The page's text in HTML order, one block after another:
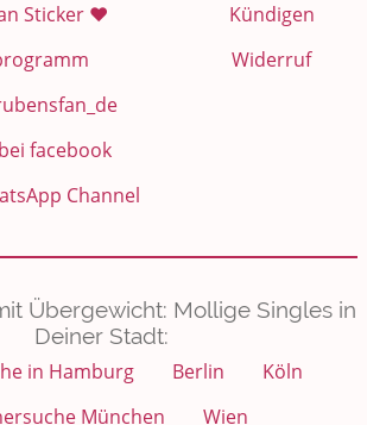
Sticker ❤️
facebook
Channel
Kündigen
Widerruf
Übergewicht: Mollige Singles in
Deiner Stadt:
in Hamburg
Berlin
Köln
München
Wien